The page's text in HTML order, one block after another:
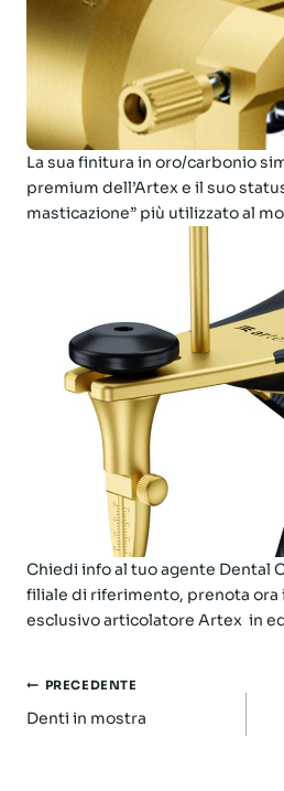
La sua finitura in oro/carbonio
premium dell’Artex e il suo
masticazione” più utilizzato al
Chiedi info al tuo agente Dental
filiale di riferimento, prenota ora
esclusivo articolatore Artex in
Navigazione
articoli
PRECEDENTE
Denti in mostra